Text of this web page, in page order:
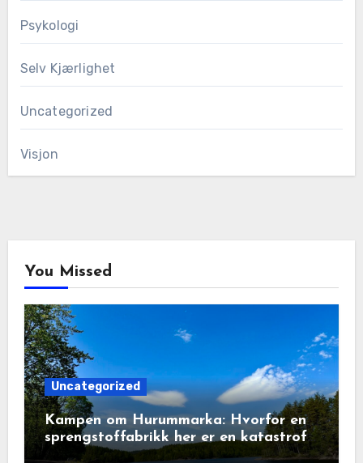
Psykologi
Selv Kjærlighet
Uncategorized
Visjon
You Missed
Uncategorized
Kampen om Hurummarka: Hvorfor en
sprengstoffabrikk her er en katastrofe
for natur og lokalsamfunn